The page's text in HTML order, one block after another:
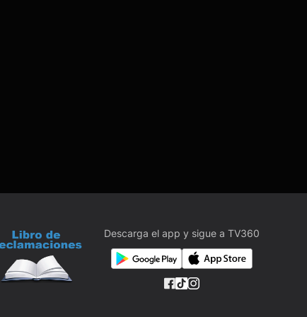
Descarga el app y sigue a TV360